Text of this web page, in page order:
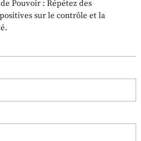
Pouvoir : Répétez des
sur le contrôle et la